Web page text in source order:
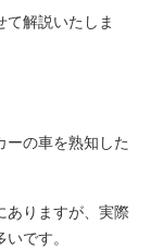
て解説いたしま
ーの車を熟知した
ありますが、実際
です。